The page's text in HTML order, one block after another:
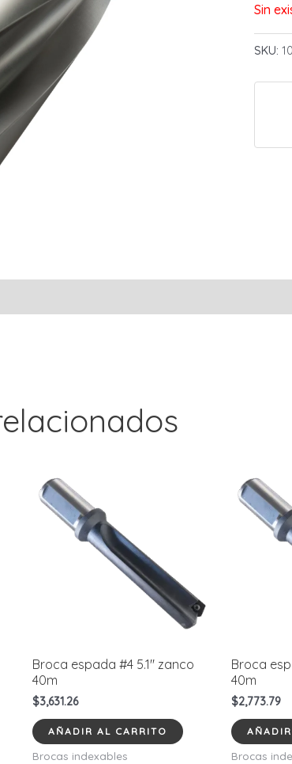
Sin
SKU:
Broca espada #4 5.1″ zanco
40m
$3,631.26
AÑADIR AL CARRITO
Brocas indexables
Broca
40m
$2,773.79
Brocas